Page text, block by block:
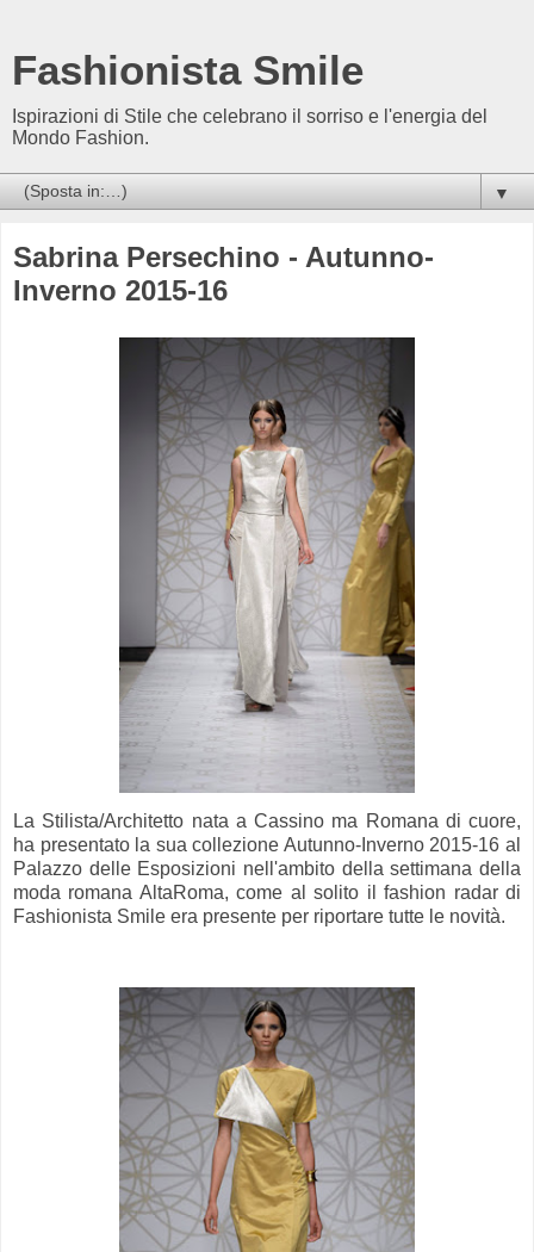
Fashionista Smile
Ispirazioni di Stile che celebrano il sorriso e l'energia del
Mondo Fashion.
▼
Sabrina Persechino - Autunno-
Inverno 2015-16
La Stilista/Architetto nata a Cassino ma Romana di cuore,
ha presentato la sua collezione Autunno-Inverno 2015-16 al
Palazzo delle Esposizioni nell'ambito della settimana della
moda romana AltaRoma, come al solito il fashion radar di
Fashionista Smile era presente per riportare tutte le novità.